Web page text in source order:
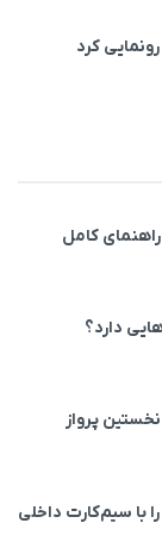
کامل
شرکت ZTE روتر 5G مدل U30 Pro را با سیم‌کارت داخلی